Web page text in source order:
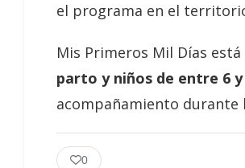
el programa en el
Mis Primeros Mil Días
parto y niños de entre 6 y
acompañamiento durante
0